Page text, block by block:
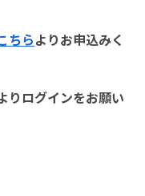
ちらよりお申込みく
りログインをお願い